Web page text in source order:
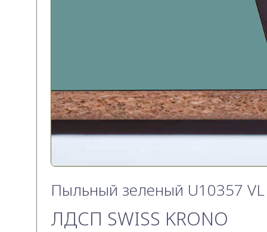
Пыльный зеленый U10357 VL
ЛДСП SWISS KRONO